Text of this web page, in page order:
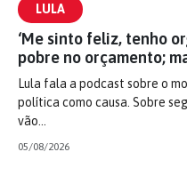
LULA
‘Me sinto feliz, tenho
pobre no orçamento;
Lula fala a podcast sobre o
política como causa. Sobre
vão…
05/08/2026